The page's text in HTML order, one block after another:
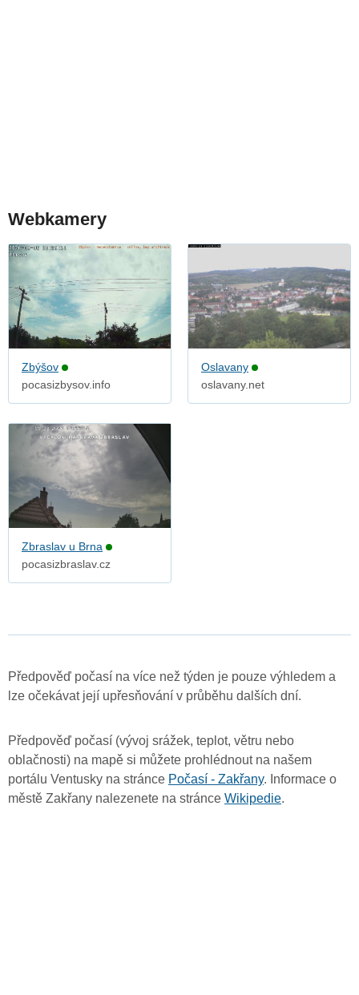
Webkamery
Zbýšov
pocasizbysov.info
Oslavany
oslavany.net
Zbraslav u Brna
pocasizbraslav.cz
Předpověď počasí na více než týden je pouze výhledem a
lze očekávat její upřesňování v průběhu dalších dní.
Předpověď počasí (vývoj srážek, teplot, větru nebo
oblačnosti) na mapě si můžete prohlédnout na našem
portálu Ventusky na stránce Počasí - Zakřany. Informace o
městě Zakřany nalezenete na stránce Wikipedie.